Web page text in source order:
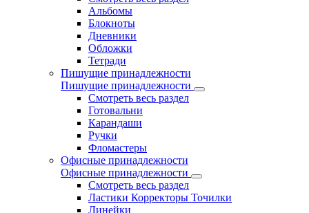
Альбомы
Блокноты
Дневники
Обложки
Тетради
Пишущие принадлежности
Пишущие принадлежности
Смотреть весь раздел
Готовальни
Карандаши
Ручки
Фломастеры
Офисные принадлежности
Офисные принадлежности
Смотреть весь раздел
Ластики Корректоры Точилки
Линейки